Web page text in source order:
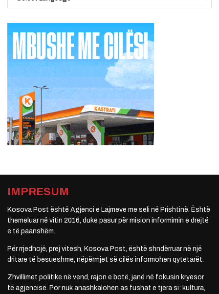
IMPRESUM
Kosova Post është Agjenci e Lajmeve me seli në Prishtinë. Është
themeluar në vitin 2016, duke pasur për mision informimin e drejtë
e të paanshëm.
Për rrjedhojë, prej vitesh, Kosova Post, është shndërruar në një
dritare të besueshme, nëpërmjet së cilës informohen qytetarët.
Zhvillimet politike në vend, rajon e botë, janë në fokusin kryesor
të agjencisë. Por nuk anashkalohen as fushat e tjera si: kultura,